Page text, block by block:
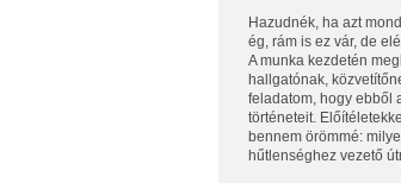
Hazudnék, ha azt
ég, rám is ez vár, de
A munka kezdetén
hallgatónak,
feladatom, hogy ebből
történeteit.
bennem örömmé:
hűtlenséghez vezető